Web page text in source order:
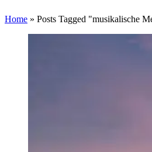
Home » Posts Tagged "musikalische